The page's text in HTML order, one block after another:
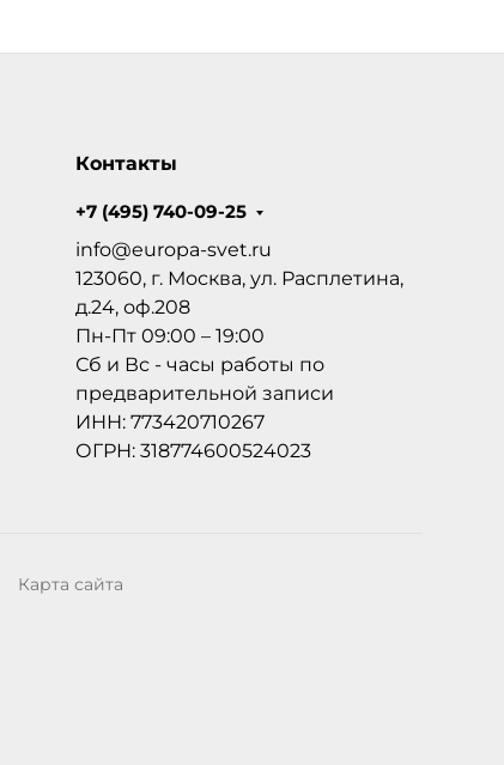
Контакты
+7 (495) 740-09-25
info@europa-svet.ru
123060, г. Москва, ул. Расплетина,
д.24, оф.208
Пн-Пт 09:00 – 19:00
Сб и Вс - часы работы по
предварительной записи
ИНН: 773420710267
ОГРН: 318774600524023
Карта сайта